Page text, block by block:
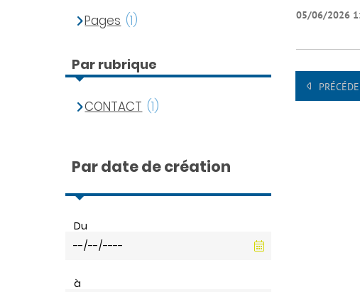
05/06/2026
Pages (1)
Par rubrique
CONTACT (1)
Par date de création
Du
à